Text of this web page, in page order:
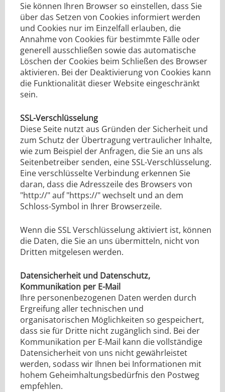
Sie können Ihren Browser so einstellen, dass Sie
über das Setzen von Cookies informiert werden
und Cookies nur im Einzelfall erlauben, die
Annahme von Cookies für bestimmte Fälle oder
generell ausschließen sowie das automatische
Löschen der Cookies beim Schließen des Browser
aktivieren. Bei der Deaktivierung von Cookies kann
die Funktionalität dieser Website eingeschränkt
sein.
SSL-Verschlüsselung
Diese Seite nutzt aus Gründen der Sicherheit und
zum Schutz der Übertragung vertraulicher Inhalte,
wie zum Beispiel der Anfragen, die Sie an uns als
Seitenbetreiber senden, eine SSL-Verschlüsselung.
Eine verschlüsselte Verbindung erkennen Sie
daran, dass die Adresszeile des Browsers von
"http://" auf "https://" wechselt und an dem
Schloss-Symbol in Ihrer Browserzeile.
Wenn die SSL Verschlüsselung aktiviert ist, können
die Daten, die Sie an uns übermitteln, nicht von
Dritten mitgelesen werden.
Datensicherheit und Datenschutz,
Kommunikation per E-Mail
Ihre personenbezogenen Daten werden durch
Ergreifung aller technischen und
organisatorischen Möglichkeiten so gespeichert,
dass sie für Dritte nicht zugänglich sind. Bei der
Kommunikation per E-Mail kann die vollständige
Datensicherheit von uns nicht gewährleistet
werden, sodass wir Ihnen bei Informationen mit
hohem Geheimhaltungsbedürfnis den Postweg
empfehlen.